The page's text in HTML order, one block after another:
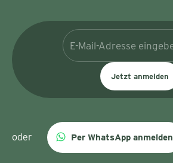
Jetzt anmelden
oder Per WhatsApp anmelden